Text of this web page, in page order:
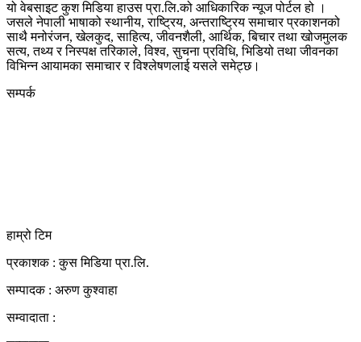
यो वेबसाइट कुश मिडिया हाउस प्रा.लि.को आधिकारिक न्यूज पोर्टल हो ।
जसले नेपाली भाषाको स्थानीय, राष्ट्रिय, अन्तराष्ट्रिय समाचार प्रकाशनको
साथै मनोरंजन, खेलकुद, साहित्य, जीवनशैली, आर्थिक, बिचार तथा खोजमुलक
सत्य, तथ्य र निस्पक्ष तरिकाले, विश्व, सुचना प्रविधि, भिडियो तथा जीवनका
विभिन्न आयामका समाचार र विश्लेषणलाई यसले समेट्छ।
सम्पर्क
हाम्रो टिम
प्रकाशक : कुस मिडिया प्रा‍.लि.
सम्पादक : अरुण कुश्वाहा
सम्वादाता :